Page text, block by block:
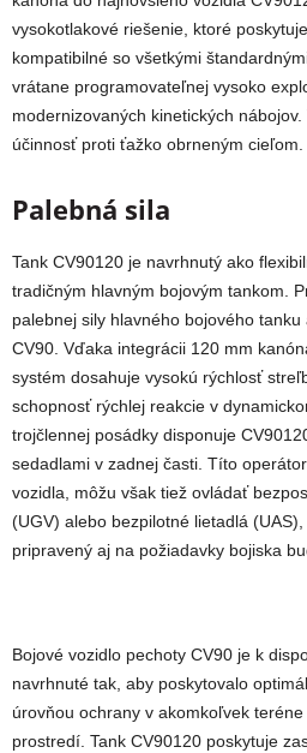
vysokotlakové riešenie, ktoré
kompatibilné so všetkými
vrátane programovateľnej vysoko
modernizovaných kinetických
účinnosť proti ťažko obrneným cieľom.
Palebná sila
Tank CV90120 je navrhnutý ako
tradičným hlavným bojovým tankom.
palebnej sily hlavného bojového
CV90. Vďaka integrácii 120 mm
systém dosahuje vysokú rýchlosť
schopnosť rýchlej reakcie v
trojčlennej posádky disponuje
sedadlami v zadnej časti. Títo
vozidla, môžu však tiež ovládať
(UGV) alebo bezpilotné lietadlá
pripravený aj na požiadavky bojiska
Bojové vozidlo pechoty CV90 je k
navrhnuté tak, aby poskytovalo
úrovňou ochrany v akomkoľvek
prostredí. Tank CV90120 poskytuje